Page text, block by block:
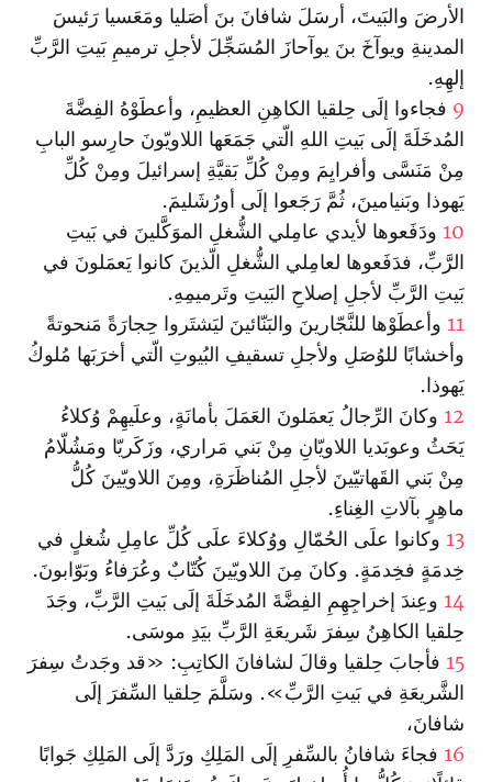
الأرضَ والبَيتَ، أرسَلَ شافانَ بنَ أصَليا ومَعَسيا رَئيسَ
المدينةِ ويوآخَ بنَ يوآحازَ المُسَجِّلَ لأجلِ ترميمِ بَيتِ الرَّبِّ
إلهِهِ.
9 فجاءوا إلَى حِلقيا الكاهِنِ العظيمِ، وأعطَوْهُ الفِضَّةَ
المُدخَلَةَ إلَى بَيتِ اللهِ الّتي جَمَعَها اللاويّونَ حارِسو البابِ
مِنْ مَنَسَّى وأفرايِمَ ومِنْ كُلِّ بَقيَّةِ إسرائيلَ ومِنْ كُلِّ
يَهوذا وبَنيامينَ، ثُمَّ رَجَعوا إلَى أورُشَليمَ.
10 ودَفَعوها لأيدي عامِلي الشُّغلِ الموَكَّلينَ في بَيتِ
الرَّبِّ، فدَفَعوها لعامِلي الشُّغلِ الّذينَ كانوا يَعمَلونَ في
بَيتِ الرَّبِّ لأجلِ إصلاحِ البَيتِ وتَرميمِهِ.
11 وأعطَوْها للنَّجّارينَ والبَنّائينَ ليَشتَروا حِجارَةً مَنحوتةً
وأخشابًا للوُصَلِ ولأجلِ تسقيفِ البُيوتِ الّتي أخرَبَها مُلوكُ
يَهوذا.
12 وكانَ الرِّجالُ يَعمَلونَ العَمَلَ بأمانَةٍ، وعلَيهِمْ وُكلاءُ
يَحَثُ وعوبَديا اللاويّانِ مِنْ بَني مَراري، وزَكَريّا ومَشُلّامُ
مِنْ بَني القَهاتيّينَ لأجلِ المُناظَرَةِ، ومِنَ اللاويّينَ كُلُّ
ماهِرٍ بآلاتِ الغِناءِ.
13 وكانوا علَى الحُمّالِ ووُكلاءَ علَى كُلِّ عامِلِ شُغلٍ في
خِدمَةٍ فخِدمَةٍ. وكانَ مِنَ اللاويّينَ كُتّابٌ وعُرَفاءُ وبَوّابونَ.
14 وعِندَ إخراجِهِمِ الفِضَّةَ المُدخَلَةَ إلَى بَيتِ الرَّبِّ، وجَدَ
حِلقيا الكاهِنُ سِفرَ شَريعَةِ الرَّبِّ بيَدِ موسَى.
15 فأجابَ حِلقيا وقالَ لشافانَ الكاتِبِ: «قد وجَدتُ سِفرَ
الشَّريعَةِ في بَيتِ الرَّبِّ». وسَلَّمَ حِلقيا السِّفرَ إلَى
شافانَ،
16 فجاءَ شافانُ بالسِّفرِ إلَى المَلِكِ ورَدَّ إلَى المَلِكِ جَوابًا